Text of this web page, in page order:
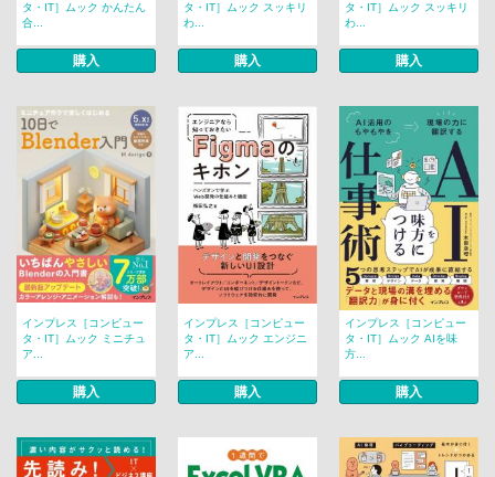
タ・IT］ムック かんたん
合...
購入
タ・IT］ムック スッキリ
わ...
購入
タ・IT］ムック スッキリ
わ...
購入
インプレス［コンピュー
タ・IT］ムック ミニチュ
ア...
購入
インプレス［コンピュー
タ・IT］ムック エンジニ
ア...
購入
インプレス［コンピュー
タ・IT］ムック AIを味
方...
購入